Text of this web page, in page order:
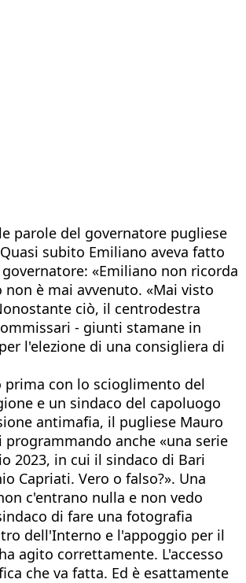
parole del governatore pugliese
subito Emiliano aveva fatto
«Emiliano non ricorda
non è mai avvenuto. «Mai visto
ciò, il centrodestra
- giunti stamane in
l'elezione di una consigliera di
prima con lo scioglimento del
e un sindaco del capoluogo
antimafia, il pugliese Mauro
anche «una serie
2023, in cui il sindaco di Bari
Capriati. Vero o falso?». Una
c'entrano nulla e non vedo
di fare una fotografia
dell'Interno e l'appoggio per il
agito correttamente. L'accesso
che va fatta. Ed è esattamente